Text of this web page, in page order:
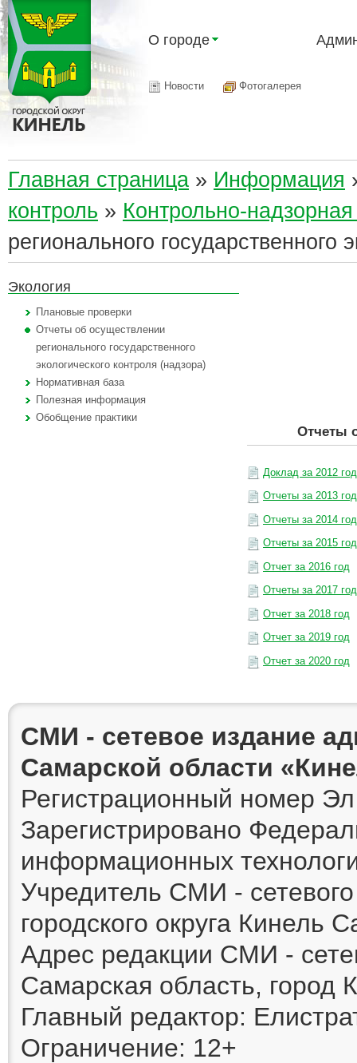
О городе
Новости Фотогалерея
Главная страница » Информация
контроль » Контрольно-
регионального государственного
Экология
Плановые проверки
Отчеты об осуществлении
регионального государственного
экологического контроля (надзора)
Нормативная база
Полезная информация
Обобщение практики
Отчеты
Доклад за 2012 год
Отчеты за 2013 год
Отчеты за 2014 год
Отчеты за 2015 год
Отчет за 2016 год
Отчеты за 2017 год
Отчет за 2018 год
Отчет за 2019 год
Отчет за 2020 год
СМИ - сетевое издание
Самарской области
Регистрационный номер
Зарегистрировано
информационных
Учредитель СМИ -
городского округа Кинель
Адрес редакции СМИ -
Самарская область, город
Главный редактор:
Ограничение: 12+